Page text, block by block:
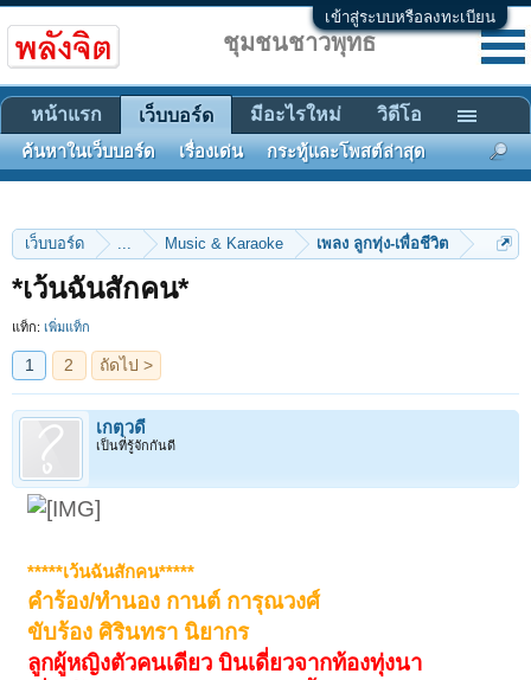
เข้าสู่ระบบหรือลงทะเบียน
เว็บบอร์ด ... Music & Karaoke เพลง ลูกทุ่ง-เพื่อชีวิต
*เว้นฉันสักคน*
แท็ก: เพิ่มแท็ก
1 2 ถัดไป >
เกตุวดี
เป็นที่รู้จักกันดี
*****เว้นฉันสักคน*****
คำร้อง/ทำนอง กานต์ การุณวงศ์
ขับร้อง ศิรินทรา นิยากร
ลูกผู้หญิงตัวคนเดียว บินเดี่ยวจากท้องทุ่งนา
ชุมชนชาวพุทธ
หน้าแรก เว็บบอร์ด
ค้นหาในเว็บบอร์ด เรื่องเด่น กระทู้และโพสต์ล่าสุด
มีอะไรใหม่ วิดีโอ